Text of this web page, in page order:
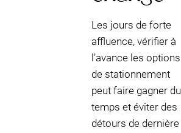
Les jours de forte
affluence, vérifier à
l’avance les options
de stationnement
peut faire gagner du
temps et éviter des
détours de dernière